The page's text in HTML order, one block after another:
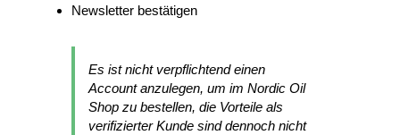
Newsletter bestätigen
Es ist nicht verpflichtend einen
Account anzulegen, um im Nordic Oil
Shop zu bestellen, die Vorteile als
verifizierter Kunde sind dennoch nicht